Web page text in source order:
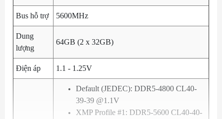
Bus hỗ trợ 5600MHz
Dung
lượng
64GB (2 x 32GB)
Điện áp 1.1 - 1.25V
Default (JEDEC): DDR5-4800 CL40-
39-39 @1.1V
XMP Profile #1: DDR5-5600 CL40-40-